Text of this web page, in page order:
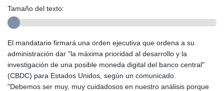
Tamaño del texto:
El mandatario firmará una orden ejecutiva que ordena a su
administración dar "la máxima prioridad al desarrollo y la
investigación de una posible moneda digital del banco central"
(CBDC) para Estados Unidos, según un comunicado.
"Debemos ser muy, muy cuidadosos en nuestro análisis porque